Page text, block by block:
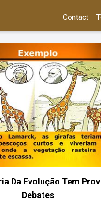
Contact
Da Evolução Tem
Debates